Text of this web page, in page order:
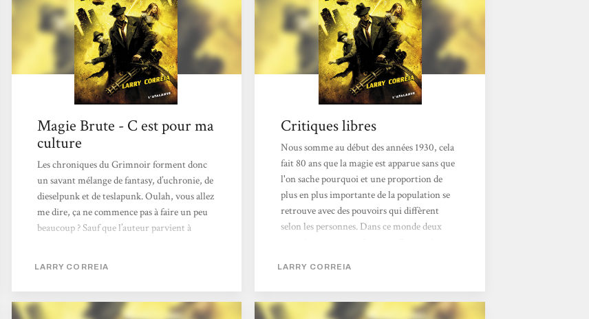
Magie Brute - C est pour ma
culture
Les chroniques du Grimnoir forment donc
un savant mélange de fantasy, d’uchronie, de
dieselpunk et de teslapunk. Oulah, vous allez
me dire, ça ne commence pas à faire un peu
beaucoup ? Sauf que l’auteur parvient à
magie n’est pas d’origine terrestre,
contrairement à la plupart des œuvres de
LARRY CORREIA
Critiques libres
Nous somme au début des années 1930, cela
fait 80 ans que la magie est apparue sans que
l'on sache pourquoi et une proportion de
plus en plus importante de la population se
retrouve avec des pouvoirs qui diffèrent
selon les personnes. Dans ce monde deux
l'autre le Grimnoir, une société secrète
ayant pour but de protéger les « actifs », c'est
LARRY CORREIA